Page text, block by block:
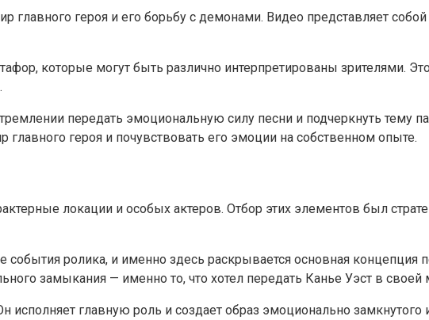
главного героя и его борьбу с демонами. Видео представляет
которые могут быть различно интерпретированы зрителями.
передать эмоциональную силу песни и подчеркнуть тему
героя и почувствовать его эмоции на собственном опыте.
локации и особых актеров. Отбор этих элементов был
ролика, и именно здесь раскрывается основная концепция
замыкания — именно то, что хотел передать Канье Уэст в своей
исполняет главную роль и создает образ эмоционально замкнутого